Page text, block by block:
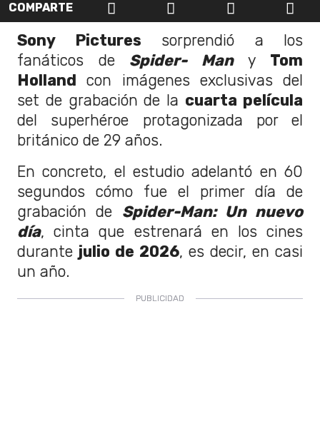
COMPARTE
Sony Pictures sorprendió a los
fanáticos de Spider- Many Tom
Holland con imágenes exclusivas del
set de grabación de la cuarta película
del superhéroe protagonizada por el
británico de 29 años.
En concreto, el estudio adelantó en 60
segundos cómo fue el primer día de
grabación de Spider-Man: Un nuevo
día, cinta que estrenará en los cines
durante julio de 2026, es decir, en casi
un año.